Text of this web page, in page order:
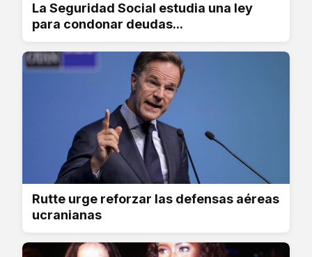
La Seguridad Social estudia una ley
para condonar deudas...
Rutte urge reforzar las defensas aéreas
ucranianas